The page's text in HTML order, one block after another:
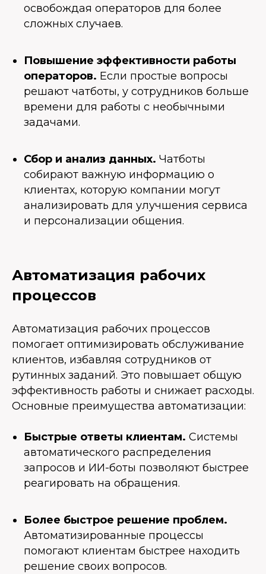
освобождая операторов для более
сложных случаев.
Повышение эффективности работы
операторов. Если простые вопросы
решают чатботы, у сотрудников больше
времени для работы с необычными
задачами.
Сбор и анализ данных. Чатботы
собирают важную информацию о
клиентах, которую компании могут
анализировать для улучшения сервиса
и персонализации общения.
Автоматизация рабочих
процессов
Автоматизация рабочих процессов
помогает оптимизировать обслуживание
клиентов, избавляя сотрудников от
рутинных заданий. Это повышает общую
эффективность работы и снижает расходы.
Основные преимущества автоматизации:
Быстрые ответы клиентам. Системы
автоматического распределения
запросов и ИИ-боты позволяют быстрее
реагировать на обращения.
Более быстрое решение проблем.
Автоматизированные процессы
помогают клиентам быстрее находить
решение своих вопросов.